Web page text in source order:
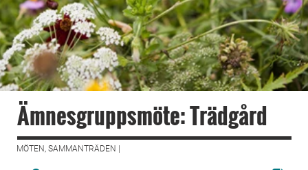
Ämnesgruppsmöte: Trädgård
MÖTEN, SAMMANTRÄDEN |